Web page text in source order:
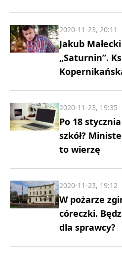
Jakub
„Saturnin”.
2020-11-23, 20:11
Po 18
szkół?
to wierzę
2020-11-23, 19:35
W pożarze
córeczki.
dla sprawcy?
2020-11-23, 19:12